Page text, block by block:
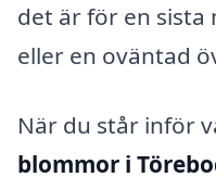
det är för en sista
eller en oväntad
När du står inför
blommor i